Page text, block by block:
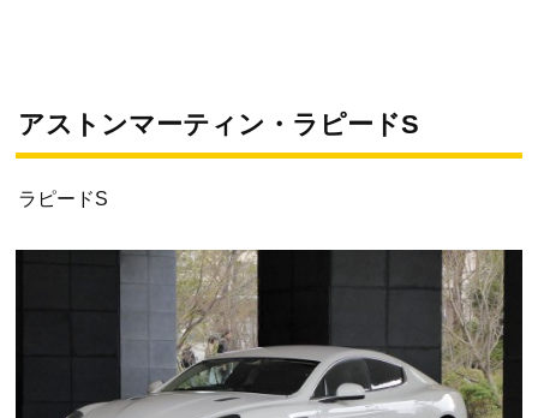
アストンマーティン・ラピードS
ラピードS